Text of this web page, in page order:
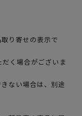
り寄せの表示で
く場合がございま
ない場合は、別途